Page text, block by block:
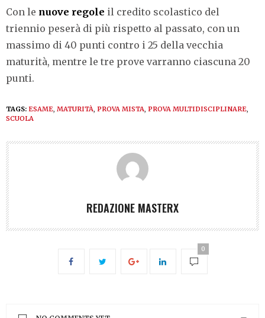
Con le nuove regole il credito scolastico del
triennio peserà di più rispetto al passato, con un
massimo di 40 punti contro i 25 della vecchia
maturità, mentre le tre prove varranno ciascuna 20
punti.
TAGS: ESAME, MATURITÀ, PROVA MISTA, PROVA MULTIDISCIPLINARE,
SCUOLA
REDAZIONE MASTERX
0